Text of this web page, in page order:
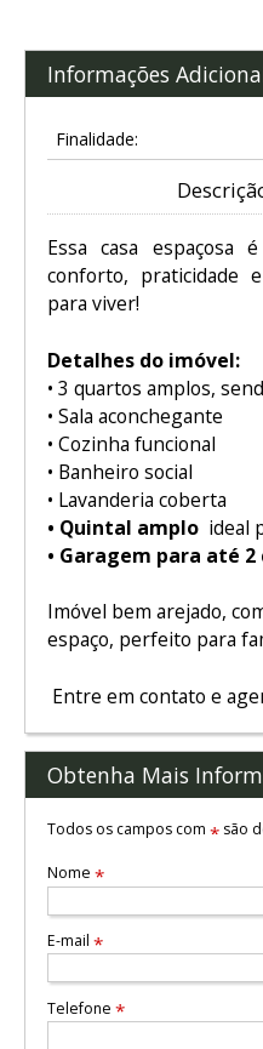
Informações
Finalidade:
Essa casa espaçosa
conforto, praticidade
para viver!
Detalhes do imóvel:
• 3 quartos amplos,
• Sala aconchegante
• Cozinha funcional
• Banheiro social
• Lavanderia coberta
• Quintal amplo ideal
• Garagem para até 2
Imóvel bem arejado,
espaço, perfeito para
Entre em contato e
Obtenha Mais
Todos os campos com *são
Nome *
E-mail *
Telefone *